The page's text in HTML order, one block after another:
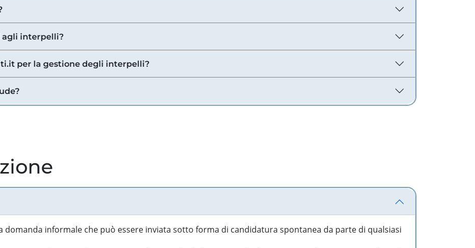
agli interpelli?
per la gestione degli interpelli?
domanda informale che può essere inviata sotto forma di candidatura spontanea da parte di qualsiasi